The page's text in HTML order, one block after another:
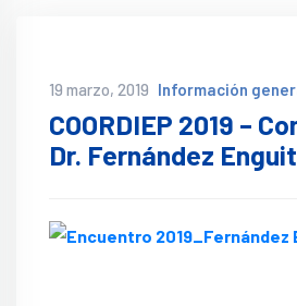
19 marzo, 2019 Información
COORDIEP 2019 –
Dr. Fernández